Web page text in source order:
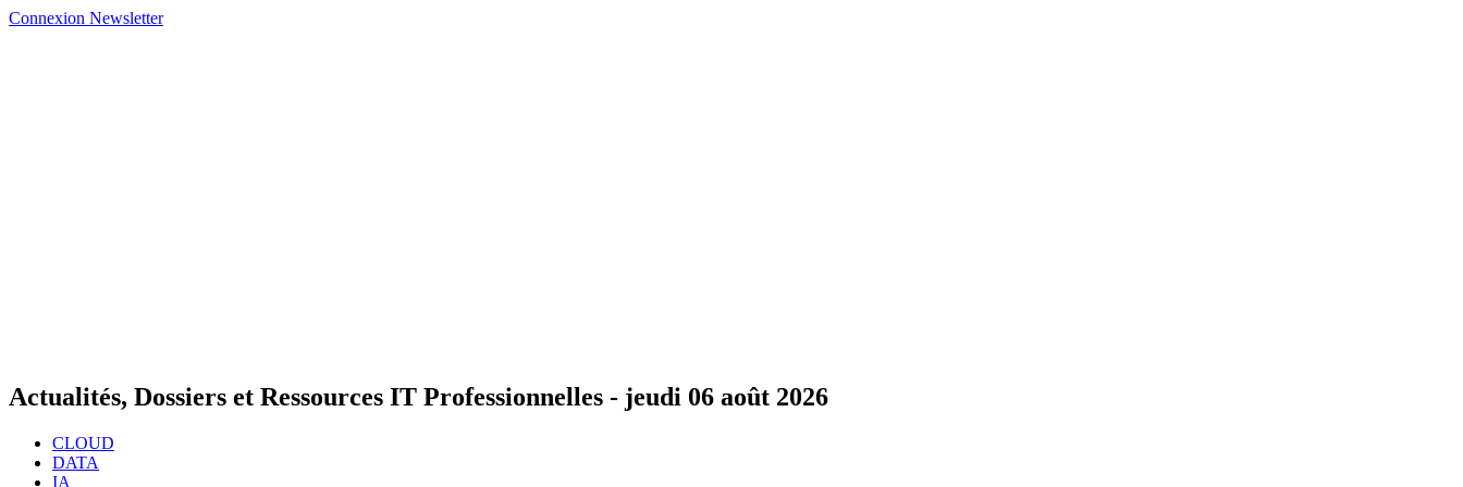
Connexion Newsletter
Actualités, Dossiers et Ressources IT Professionnelles - jeudi 06 août 2026
CLOUD
DATA
IA